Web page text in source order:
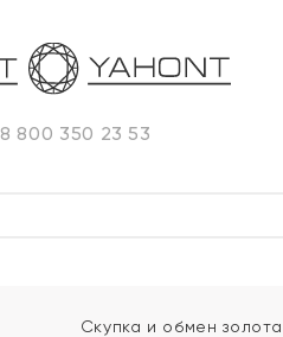
8 800 350 23 53
Скупка и обмен золота